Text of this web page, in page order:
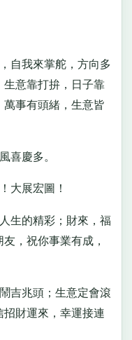
我來掌舵，方向多
意靠打拚，日子靠
事有頭緒，生意皆
慶多。
展宏圖！
的精彩；財來，福
，祝你事業有成，
兆頭；生意定會滾
財運來，幸運接連